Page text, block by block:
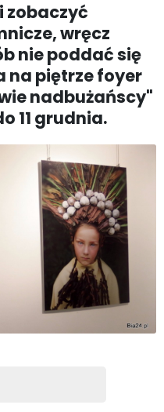
zobaczyć
wręcz
nie poddać się
na piętrze foyer
nadbużańscy"
11 grudnia.